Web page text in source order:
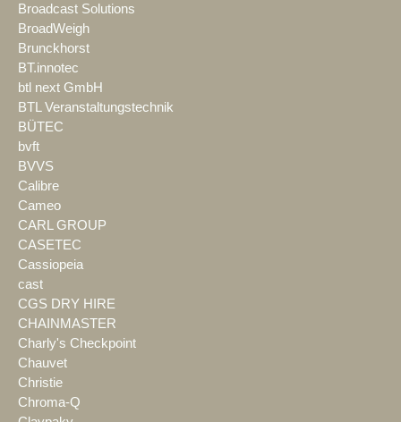
Broadcast Solutions
BroadWeigh
Brunckhorst
BT.innotec
btl next GmbH
BTL Veranstaltungstechnik
BÜTEC
bvft
BVVS
Calibre
Cameo
CARL GROUP
CASETEC
Cassiopeia
cast
CGS DRY HIRE
CHAINMASTER
Charly's Checkpoint
Chauvet
Christie
Chroma-Q